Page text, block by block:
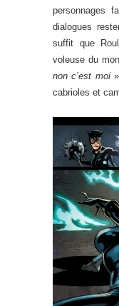
personnages
dialogues
suffit que
voleuse du
non c’est moi»
cabrioles et